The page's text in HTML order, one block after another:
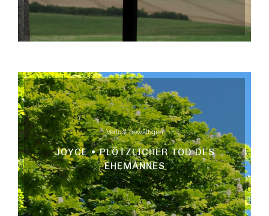
Verlust bewältigen
JOYCE • PLÖTZLICHER TOD DES
EHEMANNES